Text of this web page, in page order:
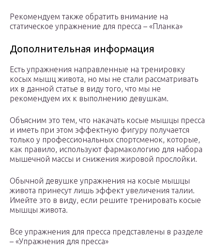
Рекомендуем также обратить внимание на
статическое упражнение для пресса – «Планка»
Дополнительная информация
Есть упражнения направленные на тренировку
косых мышц живота, но мы не стали рассматривать
их в данной статье в виду того, что мы не
рекомендуем их к выполнению девушкам.
Объясним это тем, что накачать косые мышцы пресса
и иметь при этом эффектную фигуру получается
только у профессиональных спортсменок, которые,
как правило, используют фармакологию для набора
мышечной массы и снижения жировой прослойки.
Обычной девушке упражнения на косые мышцы
живота принесут лишь эффект увеличения талии.
Имейте это в виду, если решите тренировать косые
мышцы живота.
Все упражнения для пресса представлены в разделе
– «Упражнения для пресса»